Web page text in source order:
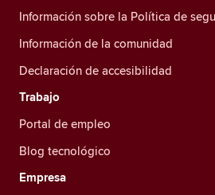
Información sobre la Política de
Información de la comunidad
Declaración de accesibilidad
Trabajo
Portal de empleo
Blog tecnológico
Empresa